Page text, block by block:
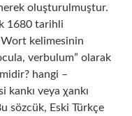
oluşturulmuştur.
1680 tarihli
Wort kelimesinin
verbulum” olarak
hangi –
kankı veya χankı
sözcük, Eski Türkçe